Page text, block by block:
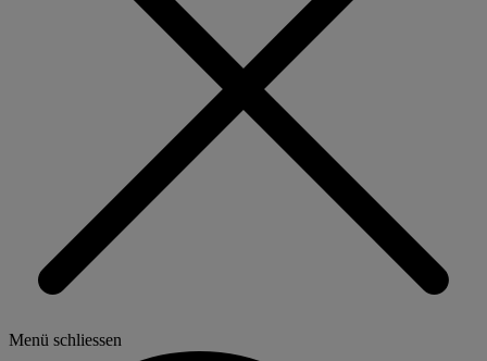
Menü schliessen